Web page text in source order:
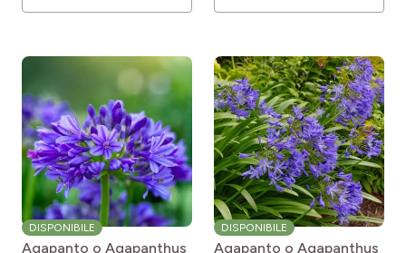
DISPONIBILE
Agapanto o Agapanthus
DISPONIBILE
Agapanto o Agapanthus